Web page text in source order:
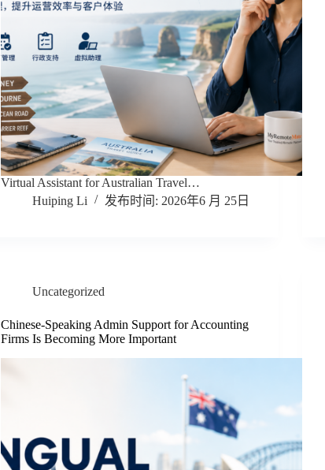
Virtual Assistant for Australian Travel…
Huiping Li
2026年6 月 25日
Uncategorized
Chinese-Speaking Admin Support for Accounting
Firms Is Becoming More Important